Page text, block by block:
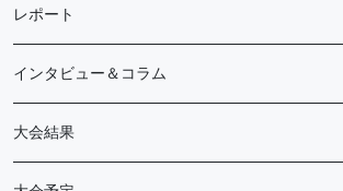
レポート
インタビュー＆コラム
大会結果